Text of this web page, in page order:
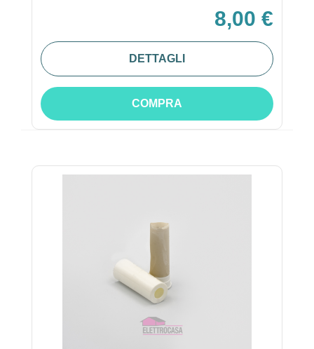
8,00 €
DETTAGLI
COMPRA